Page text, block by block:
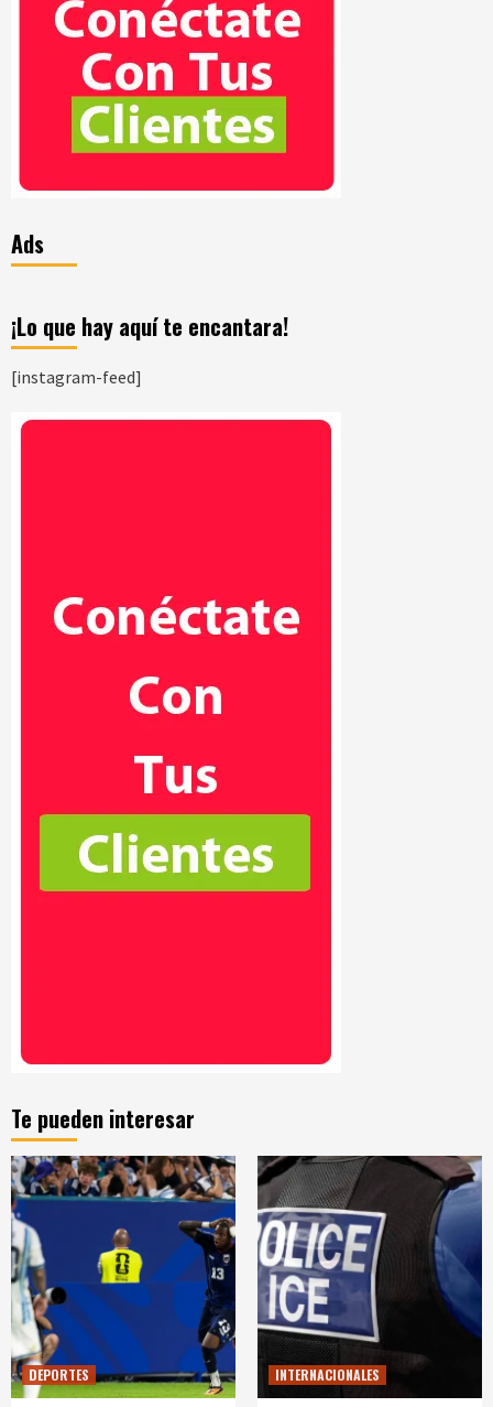
Ads
¡Lo que hay aquí te encantara!
[instagram-feed]
Te pueden interesar
DEPORTES INTERNACIONALES